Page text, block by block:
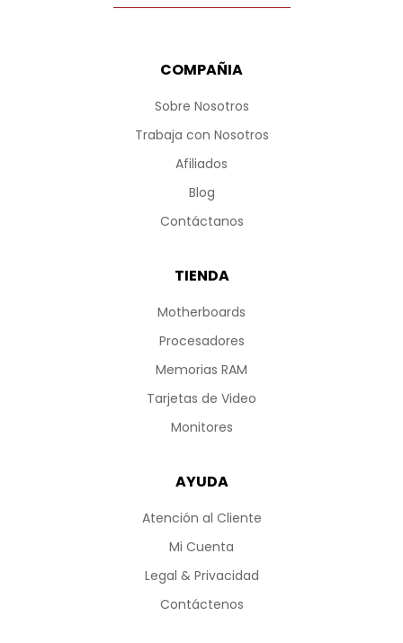
COMPAÑIA
Sobre Nosotros
Trabaja con Nosotros
Afiliados
Blog
Contáctanos
TIENDA
Motherboards
Procesadores
Memorias RAM
Tarjetas de Video
Monitores
AYUDA
Atención al Cliente
Mi Cuenta
Legal & Privacidad
Contáctenos